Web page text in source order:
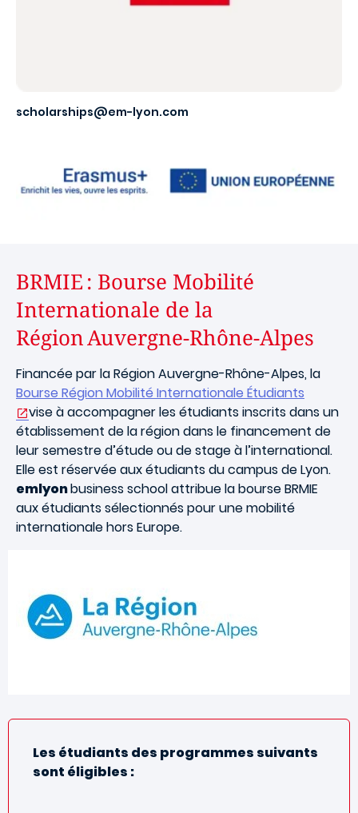
scholarships@em-lyon.com
BRMIE : Bourse Mobilité
Internationale de la
Région Auvergne-Rhône-Alpes
Financée par la Région Auvergne-Rhône-Alpes, la
Bourse Région Mobilité Internationale Étudiants
vise à accompagner les étudiants inscrits dans un
établissement de la région dans le financement de
leur semestre d’étude ou de stage à l’international.
Elle est réservée aux étudiants du campus de Lyon.
emlyonbusiness school attribue la bourse BRMIE
aux étudiants sélectionnés pour une mobilité
internationale hors Europe.
Les étudiants des programmes suivants
sont éligibles :